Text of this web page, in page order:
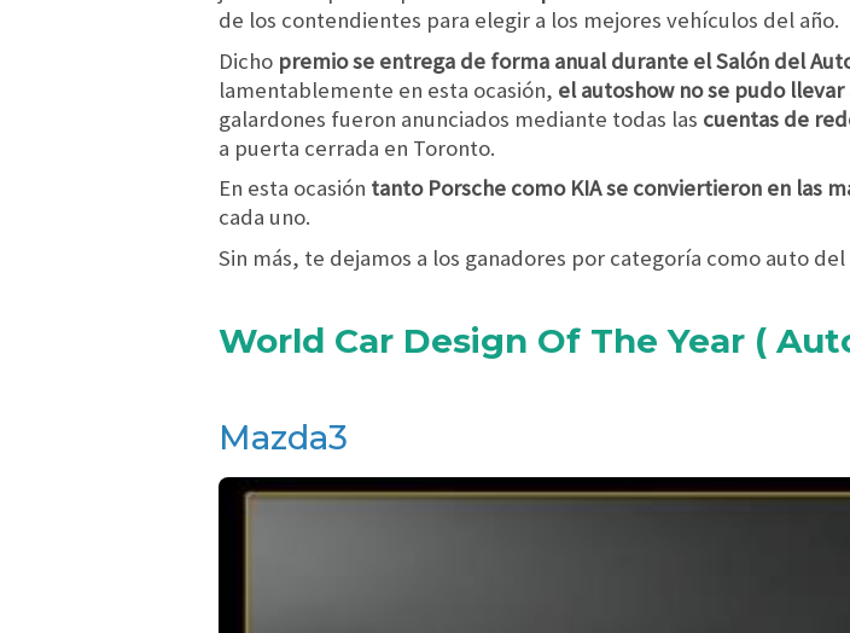
de los contendientes para elegir a los mejores vehículos del año.
Dicho premio se entrega de forma anual durante el Salón del
lamentablemente en esta ocasión, el autoshow no se pudo
galardones fueron anunciados mediante todas las cuentas de
a puerta cerrada en Toronto.
En esta ocasión tanto Porsche como KIA se conviertieron en las
cada uno.
Sin más, te dejamos a los ganadores por categoría como auto del
World Car Design Of The Year (
Mazda3